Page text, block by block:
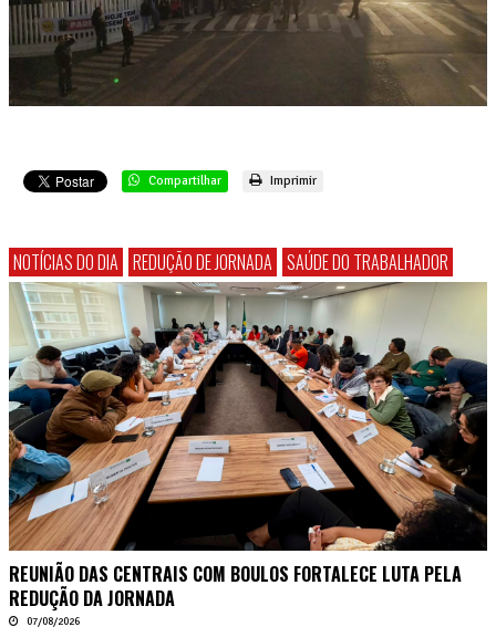
Compartilhar Imprimir
NOTÍCIAS DO DIA REDUÇÃO DE JORNADA SAÚDE DO TRABALHADOR
REUNIÃO DAS CENTRAIS COM BOULOS FORTALECE LUTA PELA
REDUÇÃO DA JORNADA
07/08/2026